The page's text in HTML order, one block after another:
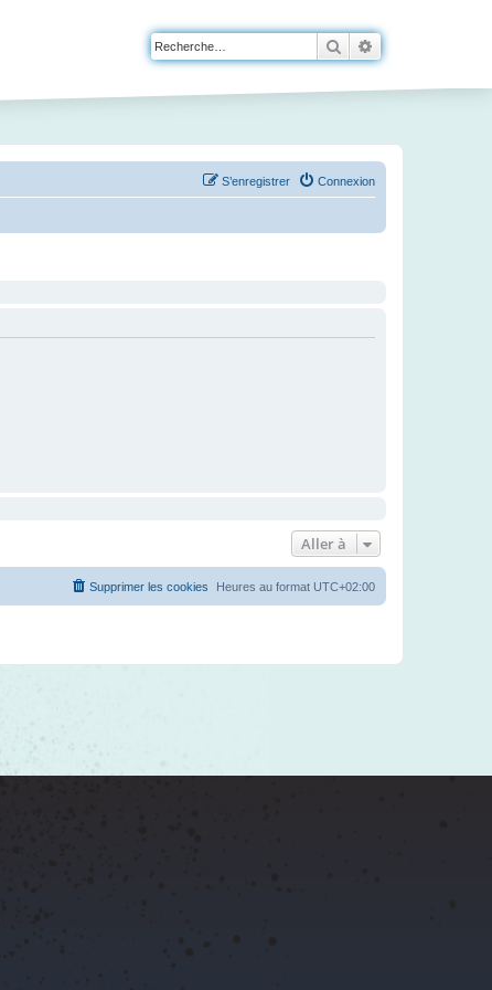
Rechercher
Connexion
S’enregistrer
Aller à
Heures au format UTC+02:00
Supprimer les cookies